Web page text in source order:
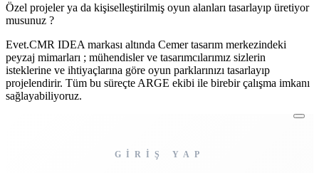
Özel projeler ya da kişiselleştirilmiş oyun alanları tasarlayıp üretiyor
musunuz ?
Evet.CMR IDEA markası altında Cemer tasarım merkezindeki
peyzaj mimarları ; mühendisler ve tasarımcılarımız sizlerin
isteklerine ve ihtiyaçlarına göre oyun parklarınızı tasarlayıp
projelendirir. Tüm bu süreçte ARGE ekibi ile birebir çalışma imkanı
sağlayabiliyoruz.
GİRİŞ YAP